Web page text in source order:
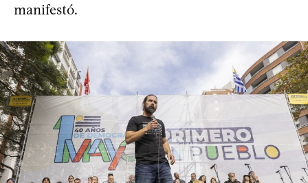
manifestó.